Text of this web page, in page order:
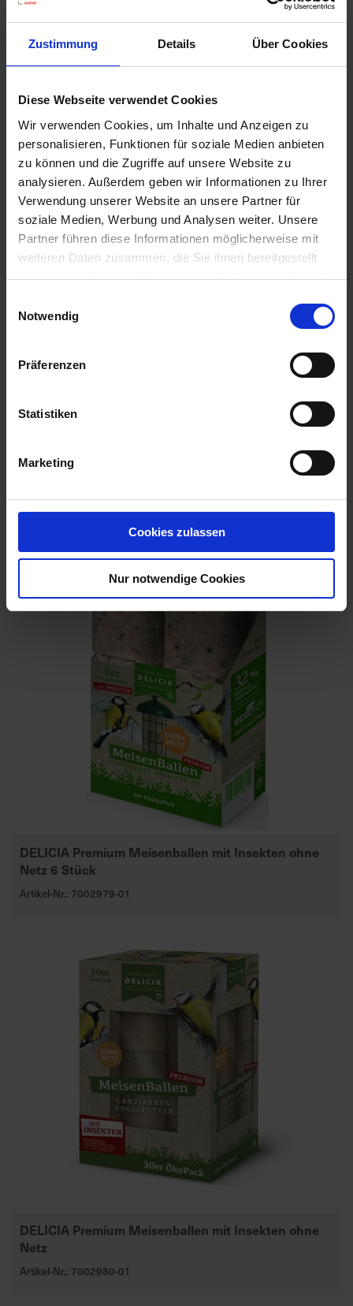
Zustimmung Details Über Cookies
Diese Webseite verwendet Cookies
Wir verwenden Cookies, um Inhalte und Anzeigen zu
personalisieren, Funktionen für soziale Medien anbieten
zu können und die Zugriffe auf unsere Website zu
analysieren. Außerdem geben wir Informationen zu Ihrer
Verwendung unserer Website an unsere Partner für
soziale Medien, Werbung und Analysen weiter. Unsere
Partner führen diese Informationen möglicherweise mit
weiteren Daten zusammen, die Sie ihnen bereitgestellt
haben oder die sie im Rahmen Ihrer Nutzung der Dienste
Notwendig
Präferenzen
Statistiken
Marketing
Cookies zulassen
Nur notwendige Cookies
Substral Herbst-Rasendünger
Artikel-Nr.: 7000790-06-cfg
Ähnliche Produkte
Artikel-Nr.: 7001587-01
DELICIA Premium Meisenballen mit Insekten ohne
Netz 6 Stück
Artikel-Nr.: 7002979-01
DELICIA Premium Meisenballen mit Insekten ohne
Netz
Artikel-Nr.: 7002980-01